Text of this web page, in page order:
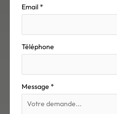
Email*
Téléphone
Message *